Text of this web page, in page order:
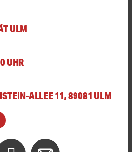
ULM
UHR
ALLEE 11, 89081 ULM